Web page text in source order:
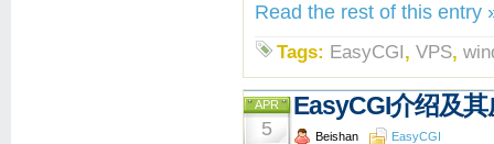
Read the rest of this entry
Tags: EasyCGI, VPS,
APR
5
EasyCGI介绍及
Beishan EasyCGI